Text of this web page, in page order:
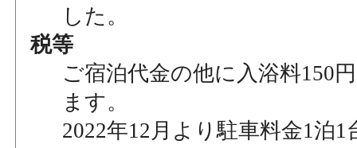
した。
税等
ご宿泊代金の他に入浴料150
ます。
2022年12月より駐車料金1泊1